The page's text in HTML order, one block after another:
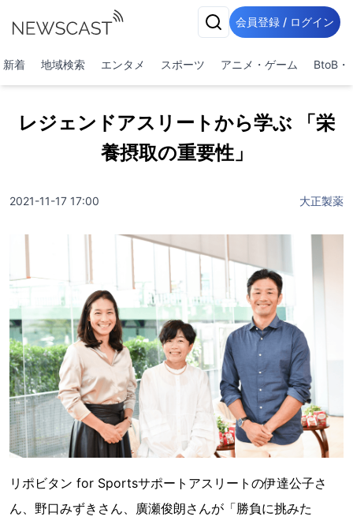
会員登録 / ログイン
新着 地域検索 エンタメ スポーツ アニメ・ゲーム BtoB・
レジェンドアスリートから学ぶ 「栄
養摂取の重要性」
2021-11-17 17:00 大正製薬
リポビタン for Sportsサポートアスリートの伊達公子さ
ん、野口みずきさん、廣瀬俊朗さんが「勝負に挑みた